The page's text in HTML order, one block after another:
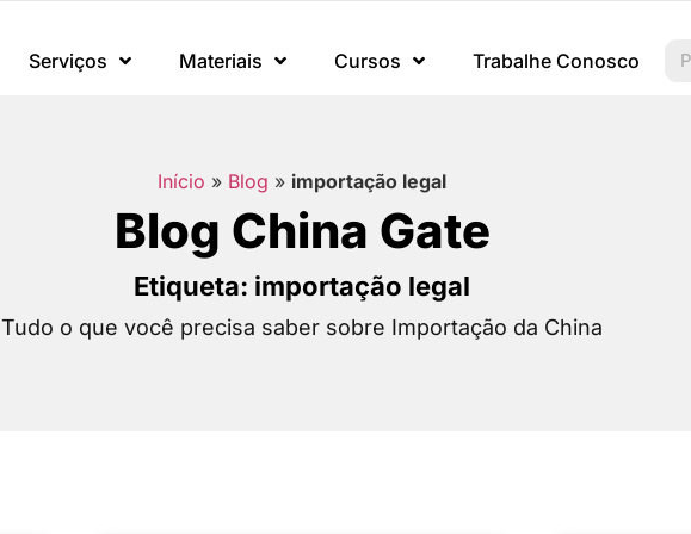
Serviços Materiais Cursos Trabalhe Conosco
Início » Blog » importação legal
Blog China Gate
Etiqueta: importação legal
Tudo o que você precisa saber sobre Importação da China